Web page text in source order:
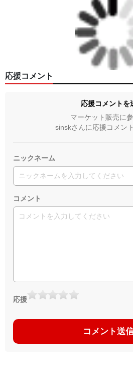
応援コメント
応援コメントを
マーケット販売に
sinskさんに応援コメン
ニックネーム
コメント
応援
コメント送